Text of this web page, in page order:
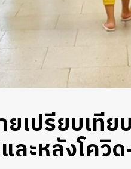
เปรียบเทีย
ละหลังโควิ